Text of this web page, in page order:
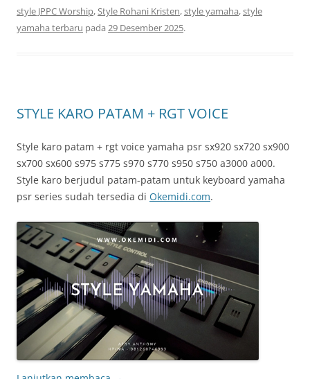
style JPPC Worship,Style Rohani Kristen,style yamaha,style
yamaha terbaru pada 29 Desember 2025.
STYLE KARO PATAM + RGT VOICE
Style karo patam + rgt voice yamaha psr sx920 sx720 sx900
sx700 sx600 s975 s775 s970 s770 s950 s750 a3000 a000.
Style karo berjudul patam-patam untuk keyboard yamaha
psr series sudah tersedia di Okemidi.com.